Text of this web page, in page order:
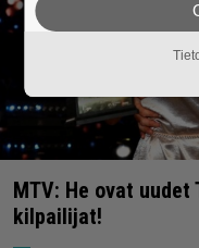
MTV: He ovat uudet
kilpailijat!